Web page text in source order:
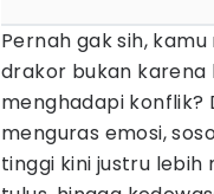
Pernah gak sih,
drakor bukan
menghadapi
menguras emosi,
tinggi kini justru lebih